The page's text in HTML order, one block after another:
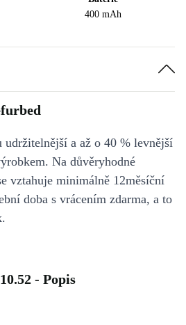
400 mAh
udržitelnější a až o 40 % levnější
Na důvěryhodné
vztahuje minimálně 12měsíční
doba s vrácením zdarma, a to
- Popis